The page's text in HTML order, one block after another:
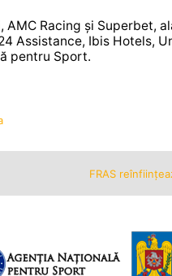
AMC Racing și Superbet,
Assistance, Ibis Hotels,
pentru Sport.
FRAS